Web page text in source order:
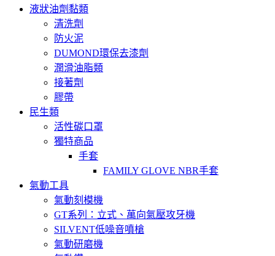
液狀油劑黏類
清洗劑
防火泥
DUMOND環保去漆劑
潤滑油脂類
接著劑
膠帶
民生類
活性碳口罩
獨特商品
手套
FAMILY GLOVE NBR手套
氣動工具
氣動刻模機
GT系列：立式、萬向氣壓攻牙機
SILVENT低噪音噴槍
氣動研磨機